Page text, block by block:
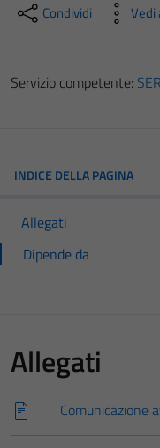
Condividi Vedi
Servizio competente:
INDICE DELLA PAGINA
Allegati
Dipende da
Allegati
Comunicazione